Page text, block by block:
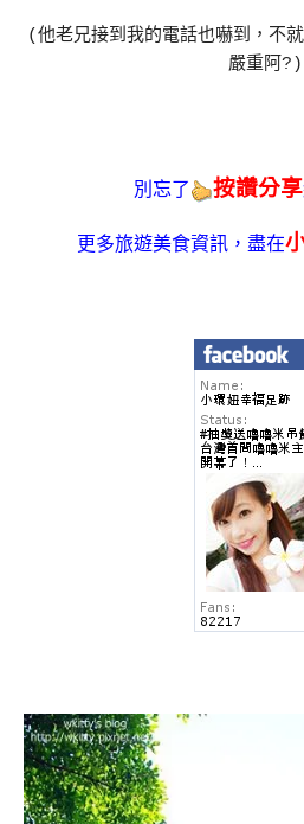
(他老兄接到我的電話也嚇到，不
嚴重阿?)
別忘了 按讚分享
更多旅遊美食資訊，盡在